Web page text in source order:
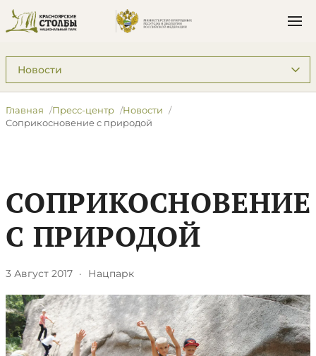
Подразделы: Пресс-центр
Главная Пресс-центр
Новости
Соприкосновение с природой
СОПРИКОСНОВЕНИЕ
С ПРИРОДОЙ
3 Август 2017 · Нацпарк